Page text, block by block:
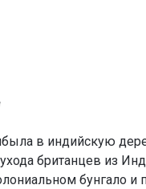
в индийскую
британцев из
бунгало и